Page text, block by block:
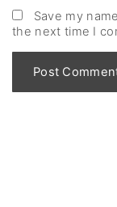
Save my
the next time I